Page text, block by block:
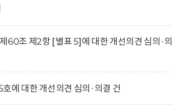
60조 제2항 [별표 5]에 대한 개선의견 심의·의
에 대한 개선의견 심의·의결 건